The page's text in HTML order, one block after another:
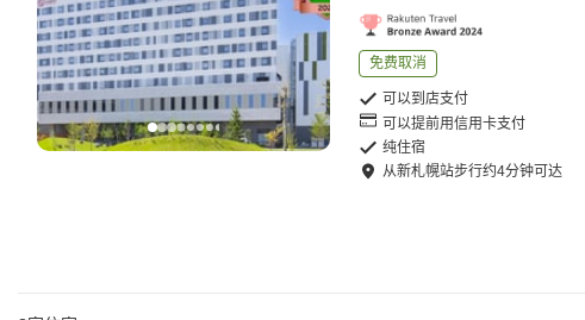
免费取消
可以到店支付
可以提前用信用卡支付
纯住宿
从新札幌站步行约4分钟可达